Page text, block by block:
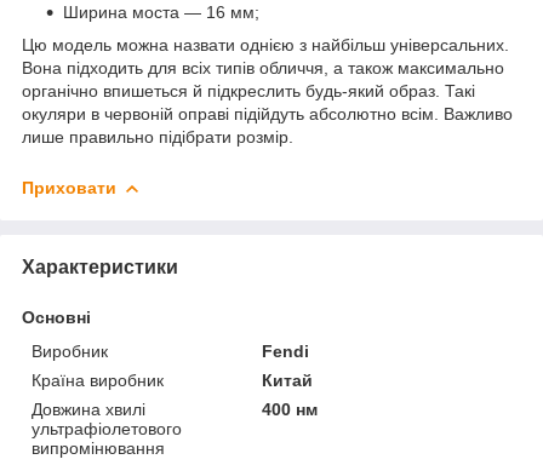
Ширина моста — 16 мм;
Цю модель можна назвати однією з найбільш універсальних.
Вона підходить для всіх типів обличчя, а також максимально
органічно впишеться й підкреслить будь-який образ. Такі
окуляри в червоній оправі підійдуть абсолютно всім. Важливо
лише правильно підібрати розмір.
Приховати
Характеристики
Основні
Виробник
Fendi
Країна виробник
Китай
Довжина хвилі
ультрафіолетового
випромінювання
400 нм